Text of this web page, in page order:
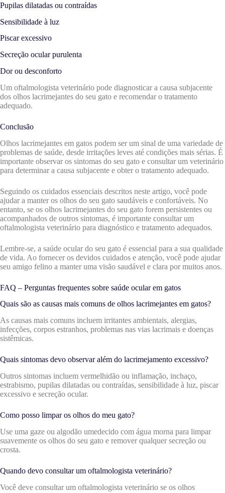
Pupilas dilatadas ou contraídas
Sensibilidade à luz
Piscar excessivo
Secreção ocular purulenta
Dor ou desconforto
Um oftalmologista veterinário pode diagnosticar a causa subjacente
dos olhos lacrimejantes do seu gato e recomendar o tratamento
adequado.
Conclusão
Olhos lacrimejantes em gatos podem ser um sinal de uma variedade de
problemas de saúde, desde irritações leves até condições mais sérias. É
importante observar os sintomas do seu gato e consultar um veterinário
para determinar a causa subjacente e obter o tratamento adequado.
Seguindo os cuidados essenciais descritos neste artigo, você pode
ajudar a manter os olhos do seu gato saudáveis e confortáveis. No
entanto, se os olhos lacrimejantes do seu gato forem persistentes ou
acompanhados de outros sintomas, é importante consultar um
oftalmologista veterinário para diagnóstico e tratamento adequados.
Lembre-se, a saúde ocular do seu gato é essencial para a sua qualidade
de vida. Ao fornecer os devidos cuidados e atenção, você pode ajudar
seu amigo felino a manter uma visão saudável e clara por muitos anos.
FAQ – Perguntas frequentes sobre saúde ocular em gatos
Quais são as causas mais comuns de olhos lacrimejantes em gatos?
As causas mais comuns incluem irritantes ambientais, alergias,
infecções, corpos estranhos, problemas nas vias lacrimais e doenças
sistêmicas.
Quais sintomas devo observar além do lacrimejamento excessivo?
Outros sintomas incluem vermelhidão ou inflamação, inchaço,
estrabismo, pupilas dilatadas ou contraídas, sensibilidade à luz, piscar
excessivo e secreção ocular.
Como posso limpar os olhos do meu gato?
Use uma gaze ou algodão umedecido com água morna para limpar
suavemente os olhos do seu gato e remover qualquer secreção ou
crosta.
Quando devo consultar um oftalmologista veterinário?
Você deve consultar um oftalmologista veterinário se os olhos